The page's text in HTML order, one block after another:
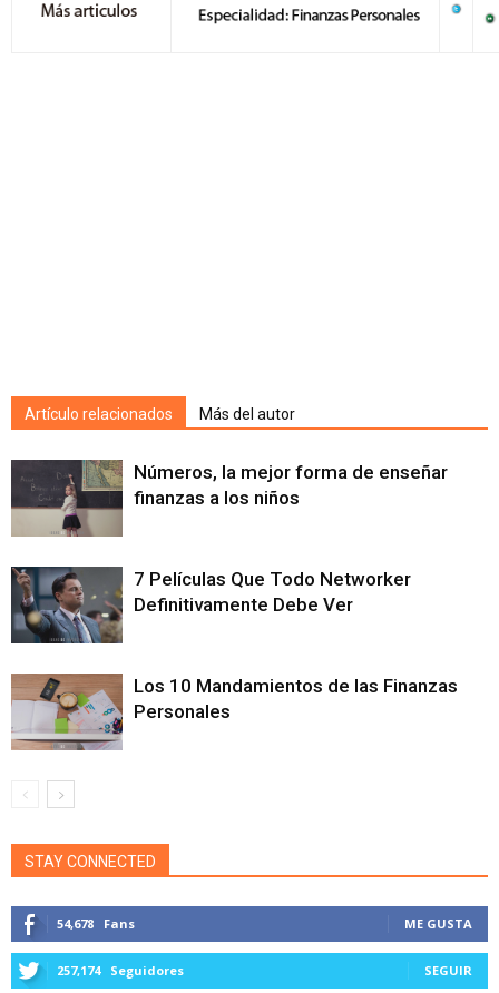
Artículo relacionados Más del autor
Números, la mejor forma de enseñar
finanzas a los niños
7 Películas Que Todo Networker
Definitivamente Debe Ver
Los 10 Mandamientos de las Finanzas
Personales
STAY CONNECTED
54,678 Fans ME GUSTA
257,174 Seguidores SEGUIR